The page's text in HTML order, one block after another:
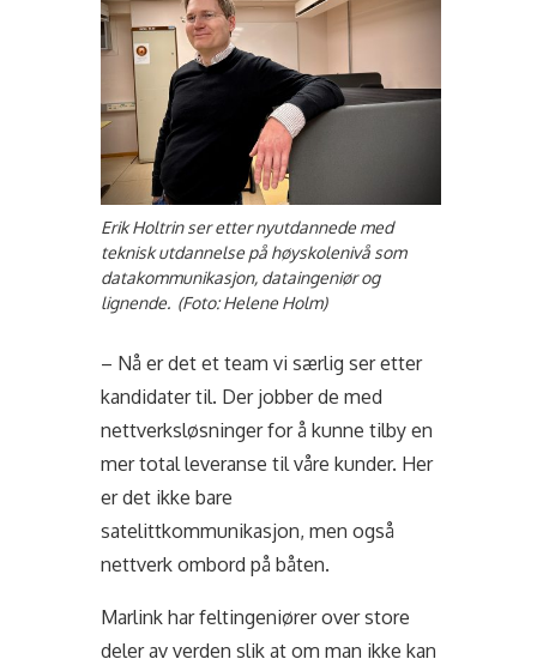
Erik Holtrin ser etter nyutdannede med
teknisk utdannelse på høyskolenivå som
datakommunikasjon, dataingeniør og
lignende. (Foto: Helene Holm)
– Nå er det et team vi særlig ser etter
kandidater til. Der jobber de med
nettverksløsninger for å kunne tilby en
mer total leveranse til våre kunder. Her
er det ikke bare
satelittkommunikasjon, men også
nettverk ombord på båten.
Marlink har feltingeniører over store
deler av verden slik at om man ikke kan